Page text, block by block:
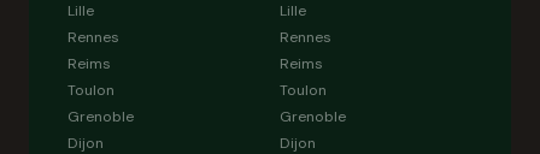
Lille
Rennes
Reims
Toulon
Grenoble
Dijon
Lille
Rennes
Reims
Toulon
Grenoble
Dijon